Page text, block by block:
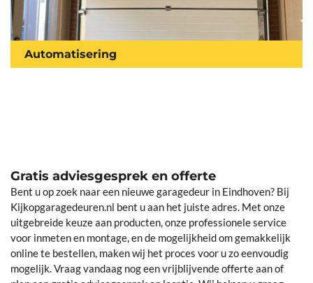
Automatisering
Gratis adviesgesprek en offerte
Bent u op zoek naar een nieuwe garagedeur in Eindhoven? Bij
Kijkopgaragedeuren.nl bent u aan het juiste adres. Met onze
uitgebreide keuze aan producten, onze professionele service
voor inmeten en montage, en de mogelijkheid om gemakkelijk
online te bestellen, maken wij het proces voor u zo eenvoudig
mogelijk. Vraag vandaag nog een vrijblijvende offerte aan of